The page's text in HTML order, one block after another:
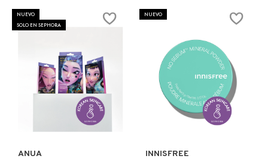
MASK
ACAI
MANGO
LABIOS)
NUEVO
SOLO EN SEPHORA
Ver más
ANUA
NUEVO
Ver más
INNISFREE